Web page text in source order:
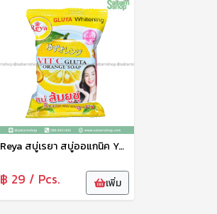
Reya สบู่เรยา สบู่ออแกนิค Yusu Vit C Gluta Orange Soap สูตรส้มยูซุ วิตซี&กลูต้า 70 g
฿ 29 / Pcs. เพิ่ม